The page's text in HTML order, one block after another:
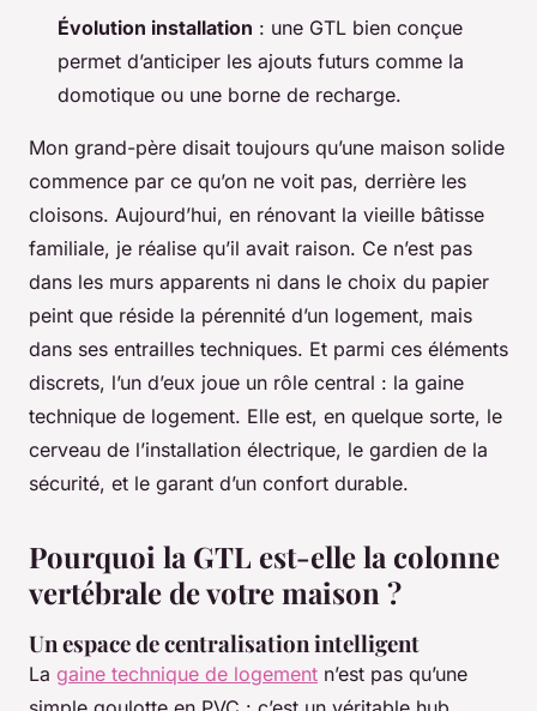
Évolution installation : une GTL bien conçue
permet d’anticiper les ajouts futurs comme la
domotique ou une borne de recharge.
Mon grand-père disait toujours qu’une maison solide
commence par ce qu’on ne voit pas, derrière les
cloisons. Aujourd’hui, en rénovant la vieille bâtisse
familiale, je réalise qu’il avait raison. Ce n’est pas
dans les murs apparents ni dans le choix du papier
peint que réside la pérennité d’un logement, mais
dans ses entrailles techniques. Et parmi ces éléments
discrets, l’un d’eux joue un rôle central : la gaine
technique de logement. Elle est, en quelque sorte, le
cerveau de l’installation électrique, le gardien de la
sécurité, et le garant d’un confort durable.
Pourquoi la GTL est-elle la colonne
vertébrale de votre maison ?
Un espace de centralisation intelligent
La gaine technique de logement n’est pas qu’une